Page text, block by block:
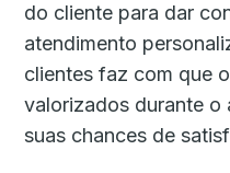
do cliente para dar
atendimento
clientes faz com que
valorizados durante o
suas chances de